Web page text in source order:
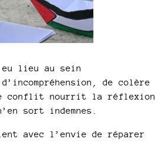
lieu au sein
de colère
conflit nourrit la réflexion
sort indemnes.
avec l’envie de réparer